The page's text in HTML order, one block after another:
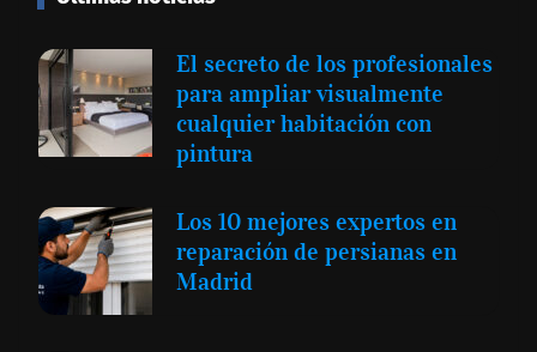
El secreto de los profesionales
para ampliar visualmente
cualquier habitación con
pintura
Los 10 mejores expertos en
reparación de persianas en
Madrid